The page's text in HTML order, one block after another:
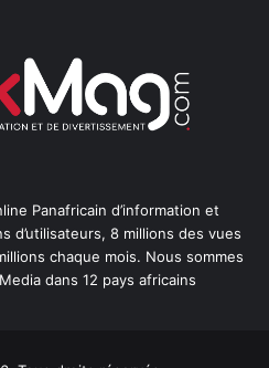
Panafricain d’information et
d’utilisateurs, 8 millions des vues
chaque mois. Nous sommes
dans 12 pays africains